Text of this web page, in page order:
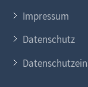
Impressum
Datenschutz